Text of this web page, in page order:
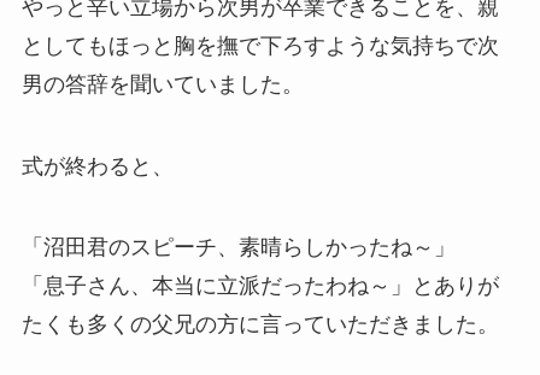
やっと辛い立場から次男が卒業できることを、親
としてもほっと胸を撫で下ろすような気持ちで次
男の答辞を聞いていました。
式が終わると、
「沼田君のスピーチ、素晴らしかったね～」
「息子さん、本当に立派だったわね～」とありが
たくも多くの父兄の方に言っていただきました。